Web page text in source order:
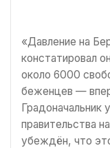
«Давление на
констатировал
около 6000
беженцев —
Градоначальник
правительства
убеждён, что